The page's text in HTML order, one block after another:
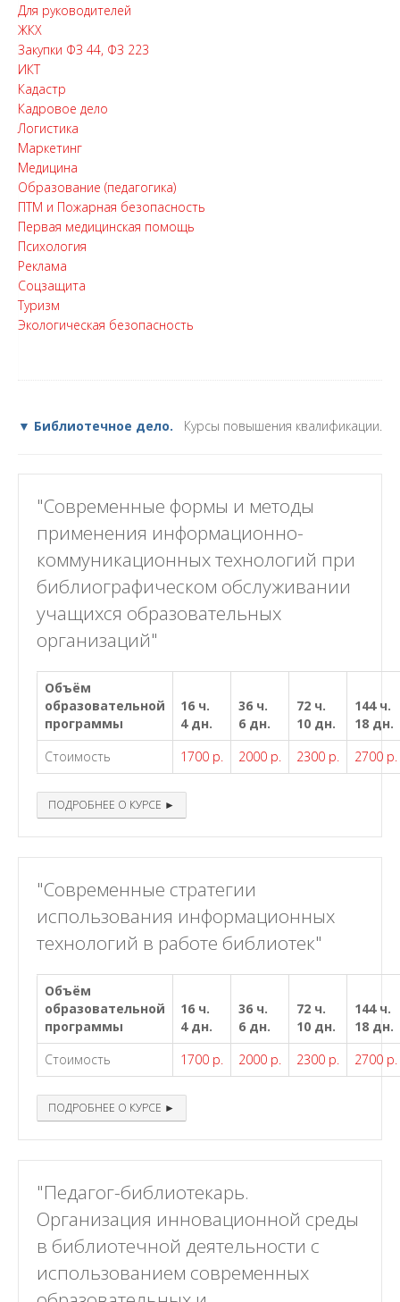
Для руководителей
ЖКХ
Закупки ФЗ 44, ФЗ 223
ИКТ
Кадастр
Кадровое дело
Логистика
Маркетинг
Медицина
Образование (педагогика)
ПТМ и Пожарная безопасность
Первая медицинская помощь
Психология
Реклама
Соцзащита
Туризм
Экологическая безопасность
▼ Библиотечное дело. Курсы повышения квалификации.
"Современные формы и методы
применения информационно-
коммуникационных технологий при
библиографическом обслуживании
учащихся образовательных
организаций"
Объём
образовательной
программы
16 ч.
4 дн.
36 ч.
6 дн.
72 ч.
10 дн.
144 ч.
18 дн.
Стоимость
1700 р. 2000 р. 2300 р. 2700 р.
ПОДРОБНЕЕ О КУРСЕ ►
"Современные стратегии
использования информационных
технологий в работе библиотек"
Объём
образовательной
программы
16 ч.
4 дн.
36 ч.
6 дн.
72 ч.
10 дн.
144 ч.
18 дн.
Стоимость
1700 р. 2000 р. 2300 р. 2700 р.
ПОДРОБНЕЕ О КУРСЕ ►
"Педагог-библиотекарь.
Организация инновационной среды
в библиотечной деятельности с
использованием современных